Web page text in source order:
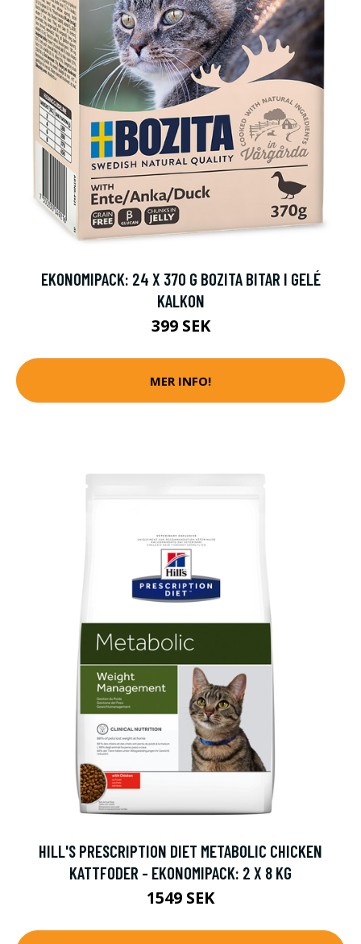
EKONOMIPACK: 24 X 370 G BOZITA BITAR I GELÉ
KALKON
399 SEK
MER INFO!
HILL'S PRESCRIPTION DIET METABOLIC CHICKEN
KATTFODER - EKONOMIPACK: 2 X 8 KG
1549 SEK